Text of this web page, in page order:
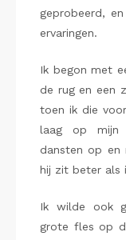
geprobeerd,
ervaringen.
Ik begon met
de rug en een
toen ik die
laag op mijn
dansten op en
hij zit beter als
Ik wilde ook
grote fles op